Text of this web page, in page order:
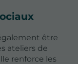
être
ateliers de
renforce les